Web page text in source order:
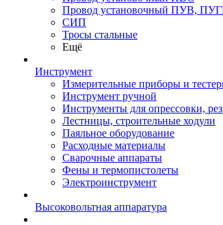
Провод установочный ПУВ,
СИП
Тросы стальные
Ещё
Инструмент
Измерительные приборы и
Инструмент ручной
Инструменты для опрессовки,
Лестницы, строительные ходули
Паяльное оборудование
Расходные материалы
Сварочные аппараты
Фены и термопистолеты
Электроинструмент
Высоковольтная аппаратура